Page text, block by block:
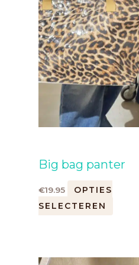
Big bag panter
€19.95
OPTIES
SELECTEREN